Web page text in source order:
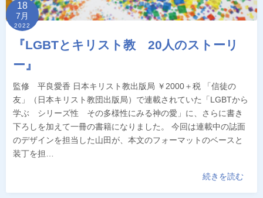
18
7月
2022
『LGBTとキリスト教 20人のストーリ
ー』
監修 平良愛香 日本キリスト教出版局 ￥2000＋税 「信徒の
友」（日本キリスト教団出版局）で連載されていた「LGBTから
学ぶ シリーズ性 その多様性にみる神の愛」に、さらに書き
下ろしを加えて一冊の書籍になりました。 今回は連載中の誌面
のデザインを担当した山田が、本文のフォーマットのベースと
装丁を担…
続きを読む